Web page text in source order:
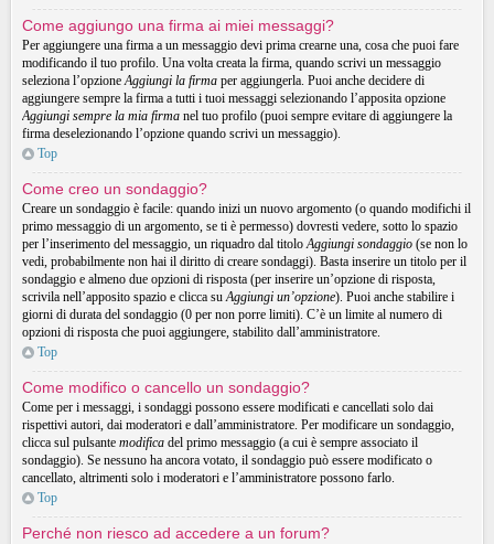
Come aggiungo una firma ai miei messaggi?
Per aggiungere una firma a un messaggio devi prima crearne una, cosa che puoi fare
modificando il tuo profilo. Una volta creata la firma, quando scrivi un messaggio
seleziona l’opzioneAggiungi la firma per aggiungerla. Puoi anche decidere di
aggiungere sempre la firma a tutti i tuoi messaggi selezionando l’apposita opzione
Aggiungi sempre la mia firma nel tuo profilo (puoi sempre evitare di aggiungere la
firma deselezionando l’opzione quando scrivi un messaggio).
Top
Come creo un sondaggio?
Creare un sondaggio è facile: quando inizi un nuovo argomento (o quando modifichi il
primo messaggio di un argomento, se ti è permesso) dovresti vedere, sotto lo spazio
per l’inserimento del messaggio, un riquadro dal titoloAggiungi sondaggio (se non lo
vedi, probabilmente non hai il diritto di creare sondaggi). Basta inserire un titolo per il
sondaggio e almeno due opzioni di risposta (per inserire un’opzione di risposta,
scrivila nell’apposito spazio e clicca suAggiungi un’opzione). Puoi anche stabilire i
giorni di durata del sondaggio (0 per non porre limiti). C’è un limite al numero di
opzioni di risposta che puoi aggiungere, stabilito dall’amministratore.
Top
Come modifico o cancello un sondaggio?
Come per i messaggi, i sondaggi possono essere modificati e cancellati solo dai
rispettivi autori, dai moderatori e dall’amministratore. Per modificare un sondaggio,
clicca sul pulsante modifica del primo messaggio (a cui è sempre associato il
sondaggio). Se nessuno ha ancora votato, il sondaggio può essere modificato o
cancellato, altrimenti solo i moderatori e l’amministratore possono farlo.
Top
Perché non riesco ad accedere a un forum?